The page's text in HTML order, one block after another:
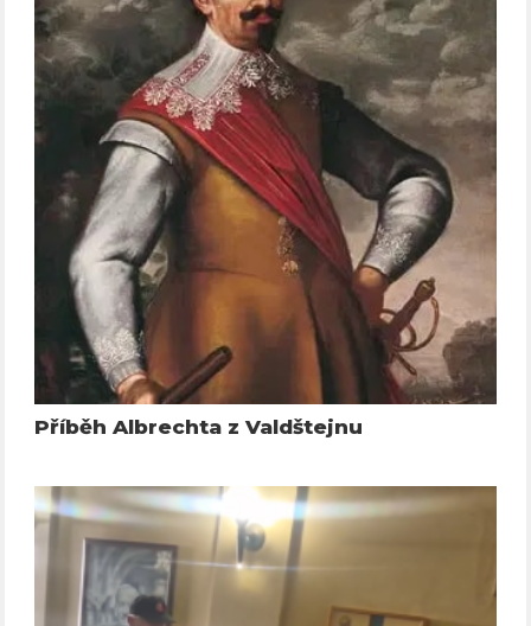
Příběh Albrechta z Valdštejnu